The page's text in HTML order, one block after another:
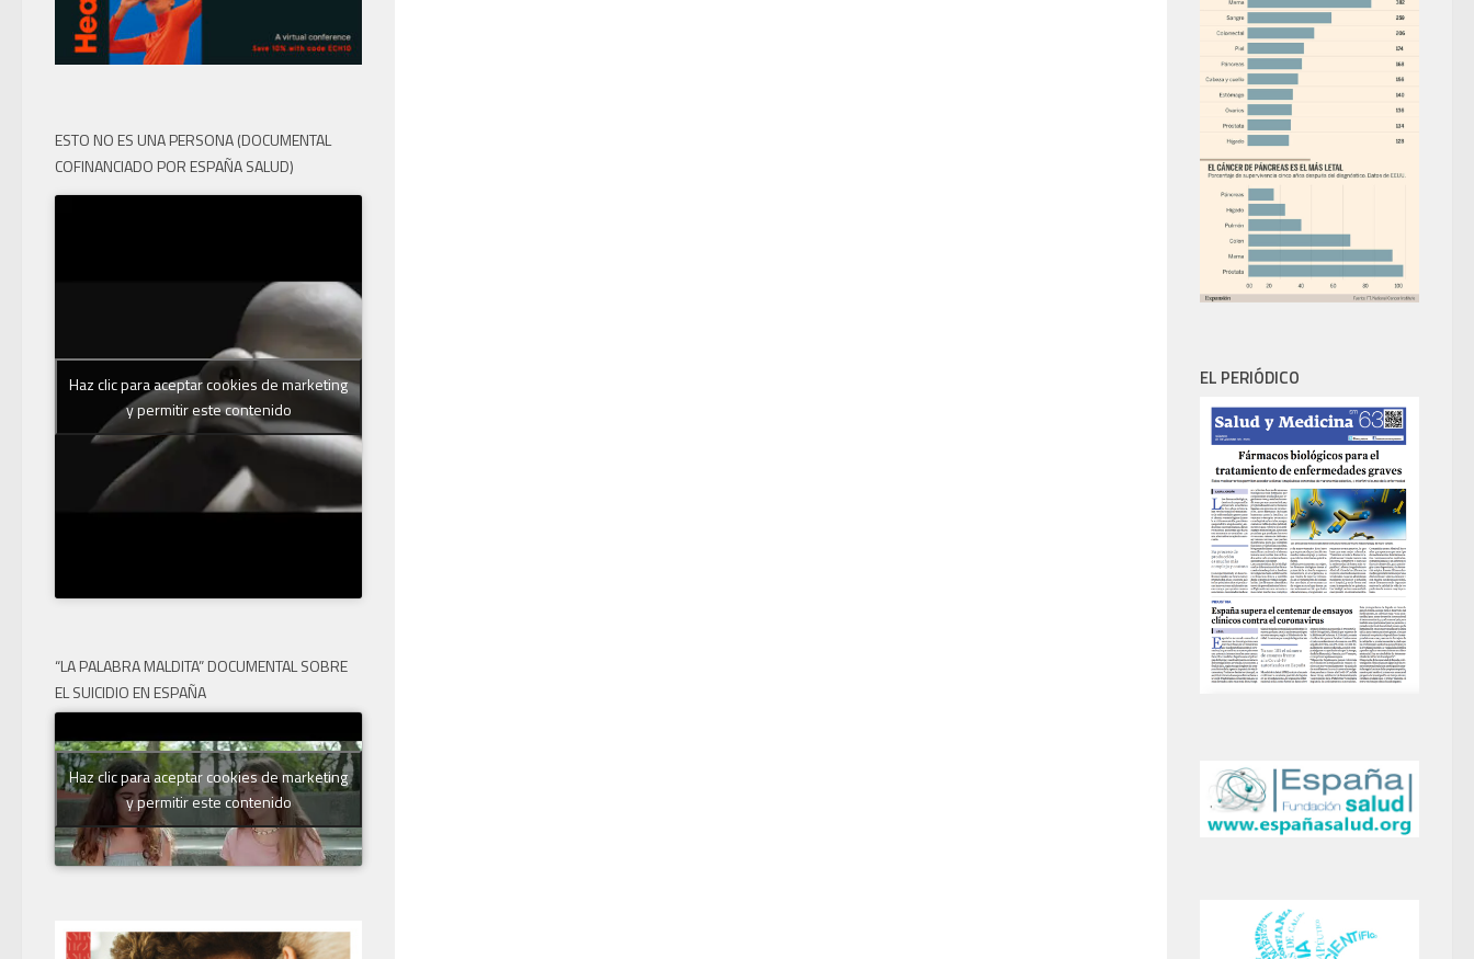
ESTO NO ES UNA PERSONA (DOCUMENTAL
COFINANCIADO POR ESPAÑA SALUD)
Haz clic para aceptar cookies de marketing
y permitir este contenido
“LA PALABRA MALDITA” DOCUMENTAL SOBRE
EL SUICIDIO EN ESPAÑA
Haz clic para aceptar cookies de marketing
y permitir este contenido
EL PERIÓDICO